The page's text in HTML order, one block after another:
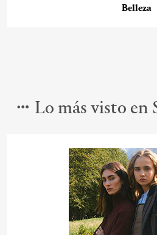
Belleza
Lo más visto en